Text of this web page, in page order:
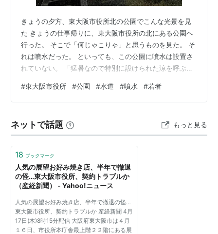
きょうの夕方、東大阪市役所北の公園でこんな光景を見
た きょうの仕事帰りに、東大阪市役所の北にある公園へ
行った。 そこで「何じゃこりゃ」と思うものを見た。 そ
れは噴水だった。 といっても、この公園に噴水は設置さ
れていない。 「猛暑なので特別に設けられた涼を呼ぶ噴
口が壊れていて、水が空に向かって激しく噴き上げてい
た。 なぜそうなったのかわからず、このままじゃ大変だ
カメラを向けた。 水道の蛇口から真上に水が噴き出てい
た 水道の周辺は、激しい雨に打たれているようだった 私
が着いてしばらくすると、市の職員…
#東大阪市役所 #公園 #水道 #噴水 #若者
ネットで話題 もっと見る
18 ブックマーク
人気の展望お好み焼き店、半年で撤退
の怪…東大阪市役所、契約トラブルか
（産経新聞） - Yahoo!ニュース
人気の展望お好み焼き店、半年で撤退の怪…
東大阪市役所、契約トラブルか 産経新聞 4月
17日(木)8時15分配信 大阪府東大阪市は４月
１６日、市役所本庁舎最上階２２階にある展